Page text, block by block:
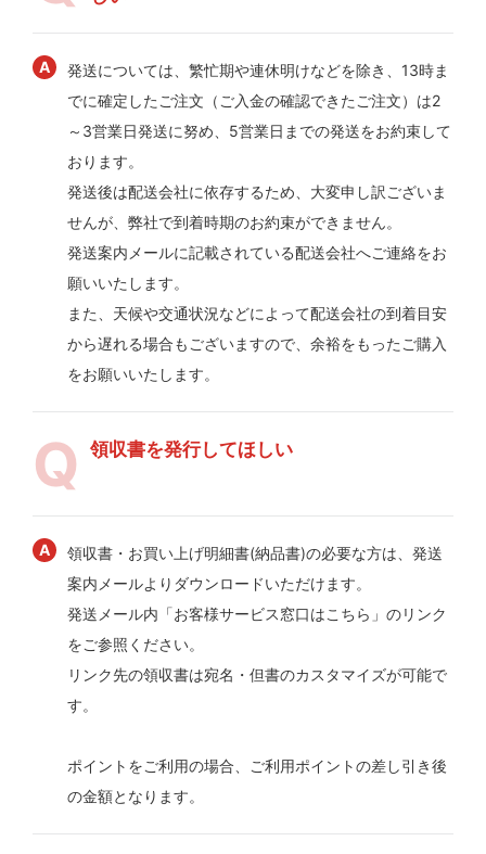
発送については、繁忙期や連休明けなどを除き、13時ま
でに確定したご注文（ご入金の確認できたご注文）は2
～3営業日発送に努め、5営業日までの発送をお約束して
おります。
発送後は配送会社に依存するため、大変申し訳ございま
せんが、弊社で到着時期のお約束ができません。
発送案内メールに記載されている配送会社へご連絡をお
願いいたします。
また、天候や交通状況などによって配送会社の到着目安
から遅れる場合もございますので、余裕をもったご購入
をお願いいたします。
領収書を発行してほしい
領収書・お買い上げ明細書(納品書)の必要な方は、発送
案内メールよりダウンロードいただけます。
発送メール内「お客様サービス窓口はこちら」のリンク
をご参照ください。
リンク先の領収書は宛名・但書のカスタマイズが可能で
す。
ポイントをご利用の場合、ご利用ポイントの差し引き後
の金額となります。